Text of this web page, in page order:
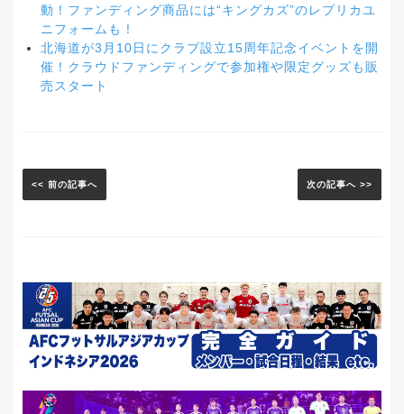
動！ファンディング商品には“キングカズ”のレプリカユ
ニフォームも！
北海道が3月10日にクラブ設立15周年記念イベントを開
催！クラウドファンディングで参加権や限定グッズも販
売スタート
<< 前の記事へ 次の記事へ >>